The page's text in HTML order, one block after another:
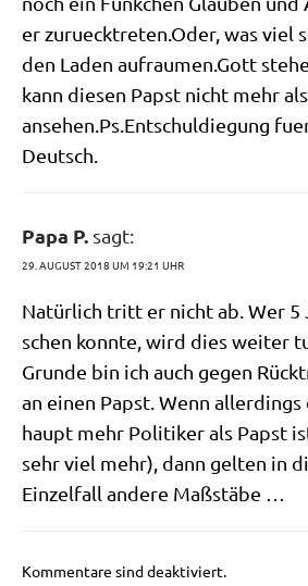
er zuruecktreten.Oder, was viel
den Laden aufraumen.Gott
kann die­sen Papst nicht mehr
ansehen.Ps.Entschuldiegung
Deutsch.
Papa P. sagt:
29. AUGUST 2018 UM 19:21 UHR
Natür­lich tritt er nicht ab. Wer
schen konn­te, wird dies wei­ter
Grun­de bin ich auch gegen
an einen Papst. Wenn
haupt mehr Poli­ti­ker als Papst
sehr viel mehr), dann gel­ten in
Ein­zel­fall ande­re Maßstäbe …
Kommentare sind deaktiviert.